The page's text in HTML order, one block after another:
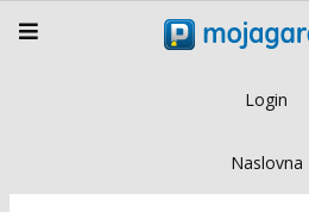
Login
Naslovna